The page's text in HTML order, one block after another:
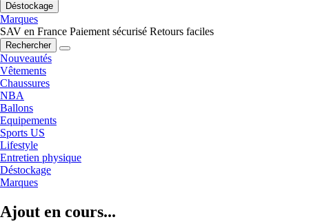
Déstockage
Marques
SAV en France Paiement sécurisé Retours faciles
Rechercher
Nouveautés
Vêtements
Chaussures
NBA
Ballons
Equipements
Sports US
Lifestyle
Entretien physique
Déstockage
Marques
Ajout en cours...